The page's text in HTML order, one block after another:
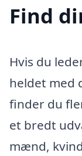
Find
Hvis du
heldet med
finder du
et bredt
mænd,